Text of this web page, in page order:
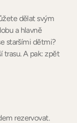
dělat svým
a hlavně
staršími dětmi?
trasu. A pak: zpět
rezervovat.